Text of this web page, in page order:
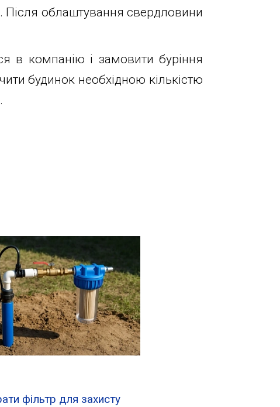
Після облаштування свердловини
в компанію і замовити буріння
будинок необхідною кількістю
фільтр для захисту